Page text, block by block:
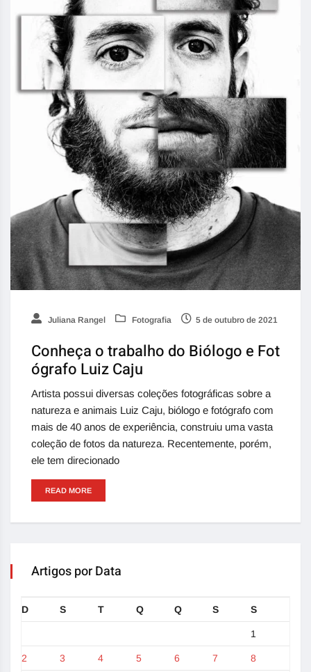
Juliana Rangel Fotografia 5 de outubro de 2021
Conheça o trabalho do Biólogo e Fot
ógrafo Luiz Caju
Artista possui diversas coleções fotográficas sobre a
natureza e animais Luiz Caju, biólogo e fotógrafo com
mais de 40 anos de experiência, construiu uma vasta
coleção de fotos da natureza. Recentemente, porém,
ele tem direcionado
READ MORE
Artigos por Data
D S T Q Q S S
1
2 3 4 5 6 7 8